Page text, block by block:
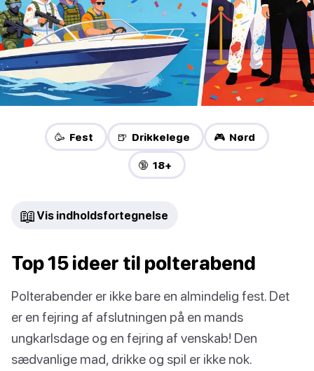
🥳 Fest 🍺 Drikkelege 🎮 Nørd
🔞 18+
📖 Vis indholdsfortegnelse
Top 15 ideer til polterabend
Polterabender er ikke bare en almindelig fest. Det
er en fejring af afslutningen på en mands
ungkarlsdage og en fejring af venskab! Den
sædvanlige mad, drikke og spil er ikke nok.